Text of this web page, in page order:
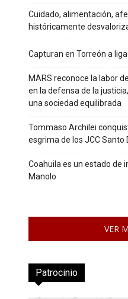
Cuidado, alimentación,
históricamente
Capturan en Torreón a
MARS reconoce la labor
en la defensa de la
una sociedad equilibrada
Tommaso Archilei
esgrima de los JCC Santo
Coahuila es un estado de
Manolo
VER
Patrocinio